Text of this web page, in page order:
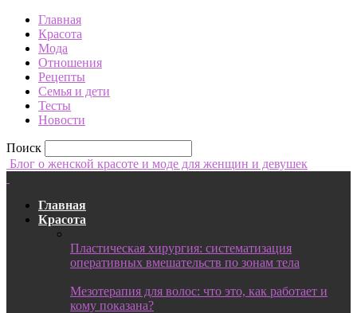
Главная
Красота
Мода
Отношения
Рецепты
Семья и дети
Тесты
Новости
Поиск
Блог о женской красоте и моде для женщин и девушек
Главная
Красота
Пластическая хирургия: систематизация
оперативных вмешательств по зонам тела
Мезотерапия для волос: что это, как работает и
кому показана?